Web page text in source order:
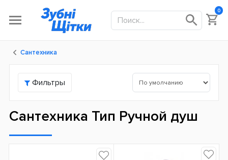
0
Сантехника
Фильтры
Сантехника Тип Ручной душ